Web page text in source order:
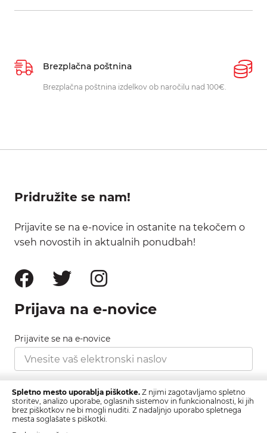
Brezplačna poštnina
Brezplačna poštnina izdelkov ob naročilu nad 100€.
Pridružite se nam!
Prijavite se na e-novice in ostanite na tekočem o
vseh novostih in aktualnih ponudbah!
Prijava na e-novice
Prijavite se na e-novice
Strinjam se s pravilnikom zasebnosti, ki ga najdete
tukaj.
Spletno mesto uporablja piškotke. Z njimi zagotavljamo spletno
storitev, analizo uporabe, oglasnih sistemov in funkcionalnosti, ki jih
brez piškotkov ne bi mogli nuditi. Z nadaljnjo uporabo spletnega
mesta soglašate s piškotki.